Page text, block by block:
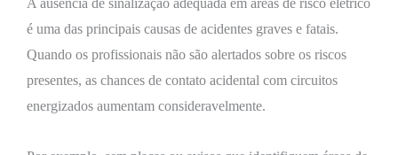
A ausência de sinalização adequada em áreas de risco elétrico
é uma das principais causas de acidentes graves e fatais.
Quando os profissionais não são alertados sobre os riscos
presentes, as chances de contato acidental com circuitos
energizados aumentam consideravelmente.